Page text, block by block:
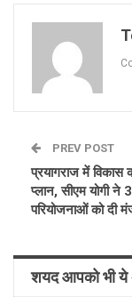
PREV POST
प्रयागराज में विकास
प्लान, सीएम योगी ने
परियोजनाओं को दी
शयद आपको भी ये